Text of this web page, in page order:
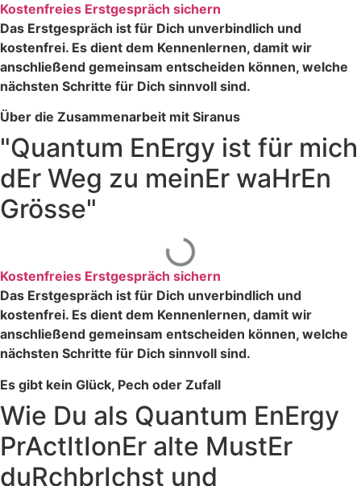
Kostenfreies Erstgespräch sichern
Das Erstgespräch ist für Dich unverbindlich und
kostenfrei. Es dient dem Kennenlernen, damit wir
anschließend gemeinsam entscheiden können, welche
nächsten Schritte für Dich sinnvoll sind.
Über die Zusammenarbeit mit Siranus
"Quantum EnErgy ist für mich
dEr Weg zu meinEr waHrEn
Grösse"
Kostenfreies Erstgespräch sichern
Das Erstgespräch ist für Dich unverbindlich und
kostenfrei. Es dient dem Kennenlernen, damit wir
anschließend gemeinsam entscheiden können, welche
nächsten Schritte für Dich sinnvoll sind.
Es gibt kein Glück, Pech oder Zufall
Wie Du als Quantum EnErgy
PrActItIonEr alte MustEr
duRchbrIchst und